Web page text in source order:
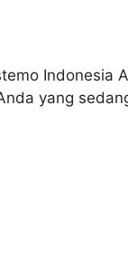
Indonesia
yang